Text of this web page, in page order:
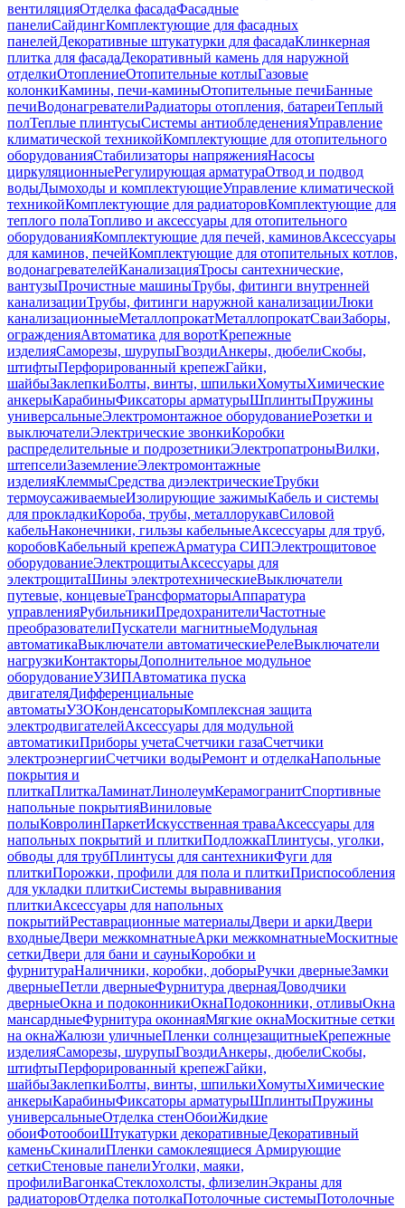
вентиляцияОтделка фасадаФасадные
панелиСайдингКомплектующие для фасадных
панелейДекоративные штукатурки для фасадаКлинкерная
плитка для фасадаДекоративный камень для наружной
отделкиОтоплениеОтопительные котлыГазовые
колонкиКамины, печи-каминыОтопительные печиБанные
печиВодонагревателиРадиаторы отопления, батареиТеплый
полТеплые плинтусыСистемы антиобледененияУправление
климатической техникойКомплектующие для отопительного
оборудованияСтабилизаторы напряженияНасосы
циркуляционныеРегулирующая арматураОтвод и подвод
водыДымоходы и комплектующиеУправление климатической
техникойКомплектующие для радиаторовКомплектующие для
теплого полаТопливо и аксессуары для отопительного
оборудованияКомплектующие для печей, каминовАксессуары
для каминов, печейКомплектующие для отопительных котлов,
водонагревателейКанализацияТросы сантехнические,
вантузыПрочистные машиныТрубы, фитинги внутренней
канализацииТрубы, фитинги наружной канализацииЛюки
канализационныеМеталлопрокатМеталлопрокатСваиЗаборы,
огражденияАвтоматика для воротКрепежные
изделияСаморезы, шурупыГвоздиАнкеры, дюбелиСкобы,
штифтыПерфорированный крепежГайки,
шайбыЗаклепкиБолты, винты, шпилькиХомутыХимические
анкерыКарабиныФиксаторы арматурыШплинтыПружины
универсальныеЭлектромонтажное оборудованиеРозетки и
выключателиЭлектрические звонкиКоробки
распределительные и подрозетникиЭлектропатроныВилки,
штепселиЗаземлениеЭлектромонтажные
изделияКлеммыСредства диэлектрическиеТрубки
термоусаживаемыеИзолирующие зажимыКабель и системы
для прокладкиКороба, трубы, металлорукавСиловой
кабельНаконечники, гильзы кабельныеАксессуары для труб,
коробовКабельный крепежАрматура СИПЭлектрощитовое
оборудованиеЭлектрощитыАксессуары для
электрощитаШины электротехническиеВыключатели
путевые, концевыеТрансформаторыАппаратура
управленияРубильникиПредохранителиЧастотные
преобразователиПускатели магнитныеМодульная
автоматикаВыключатели автоматическиеРелеВыключатели
нагрузкиКонтакторыДополнительное модульное
оборудованиеУЗИПАвтоматика пуска
двигателяДифференциальные
автоматыУЗОКонденсаторыКомплексная защита
электродвигателейАксессуары для модульной
автоматикиПриборы учетаСчетчики газаСчетчики
электроэнергииСчетчики водыРемонт и отделкаНапольные
покрытия и
плиткаПлиткаЛаминатЛинолеумКерамогранитСпортивные
напольные покрытияВиниловые
полыКовролинПаркетИскусственная траваАксессуары для
напольных покрытий и плиткиПодложкаПлинтусы, уголки,
обводы для трубПлинтусы для сантехникиФуги для
плиткиПорожки, профили для пола и плиткиПриспособления
для укладки плиткиСистемы выравнивания
плиткиАксессуары для напольных
покрытийРеставрационные материалыДвери и аркиДвери
входныеДвери межкомнатныеАрки межкомнатныеМоскитные
сеткиДвери для бани и сауныКоробки и
фурнитураНаличники, коробки, доборыРучки дверныеЗамки
дверныеПетли дверныеФурнитура двернаяДоводчики
дверныеОкна и подоконникиОкнаПодоконники, отливыОкна
мансардныеФурнитура оконнаяМягкие окнаМоскитные сетки
на окнаЖалюзи уличныеПленки солнцезащитныеКрепежные
изделияСаморезы, шурупыГвоздиАнкеры, дюбелиСкобы,
штифтыПерфорированный крепежГайки,
шайбыЗаклепкиБолты, винты, шпилькиХомутыХимические
анкерыКарабиныФиксаторы арматурыШплинтыПружины
универсальныеОтделка стенОбоиЖидкие
обоиФотообоиШтукатурки декоративныеДекоративный
каменьСкиналиПленки самоклеящиеся Армирующие
сеткиСтеновые панелиУголки, маяки,
профилиВагонкаСтеклохолсты, флизелинЭкраны для
радиаторовОтделка потолкаПотолочные системыПотолочные